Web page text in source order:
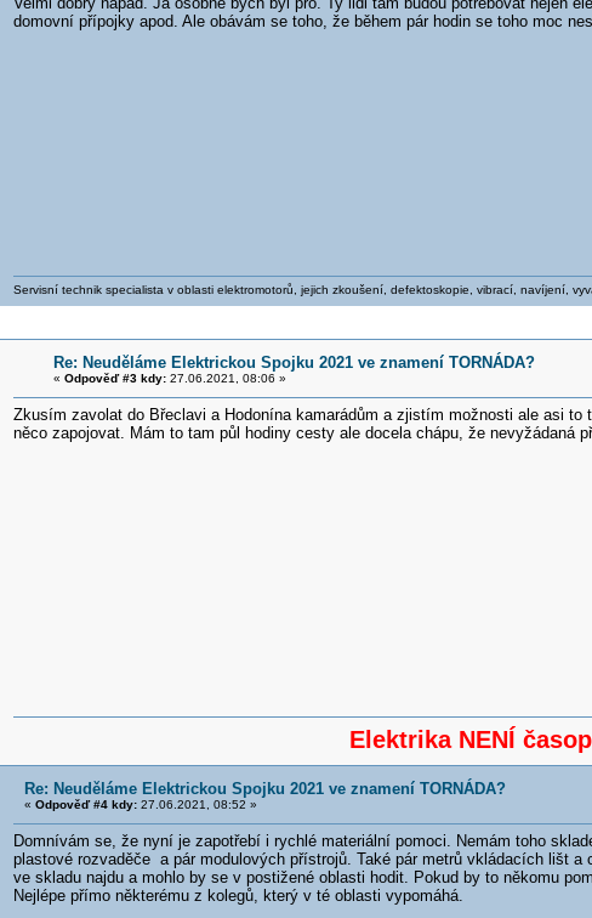
domovní přípojky apod. Ale obávám se toho, že během pár hodin se toho moc
Servisní technik specialista v oblasti elektromotorů, jejich zkoušení, defektoskopie, vibrací, navíjení,
Re: Neuděláme Elektrickou Spojku 2021 ve znamení TORNÁDA?
« Odpověď #3 kdy:27.06.2021, 08:06 »
Zkusím zavolat do Břeclavi a Hodonína kamarádům a zjistím možnosti ale asi to
něco zapojovat. Mám to tam půl hodiny cesty ale docela chápu, že nevyžádaná
Elektrika NENÍ
Re: Neuděláme Elektrickou Spojku 2021 ve znamení TORNÁDA?
« Odpověď #4 kdy:27.06.2021, 08:52 »
Domnívám se, že nyní je zapotřebí i rychlé materiální pomoci. Nemám toho
plastové rozvaděče a pár modulových přístrojů. Také pár metrů vkládacích lišt
ve skladu najdu a mohlo by se v postižené oblasti hodit. Pokud by to někomu
Nejlépe přímo některému z kolegů, který v té oblasti vypomáhá.